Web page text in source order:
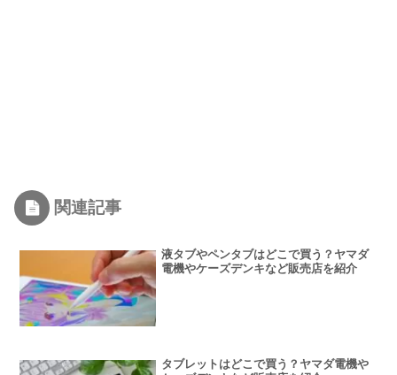
関連記事
液タブやペンタブはどこで買う？ヤマダ
電機やケーズデンキなど販売店を紹介
タブレットはどこで買う？ヤマダ電機や